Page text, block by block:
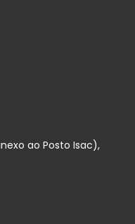
ao Posto Isac),